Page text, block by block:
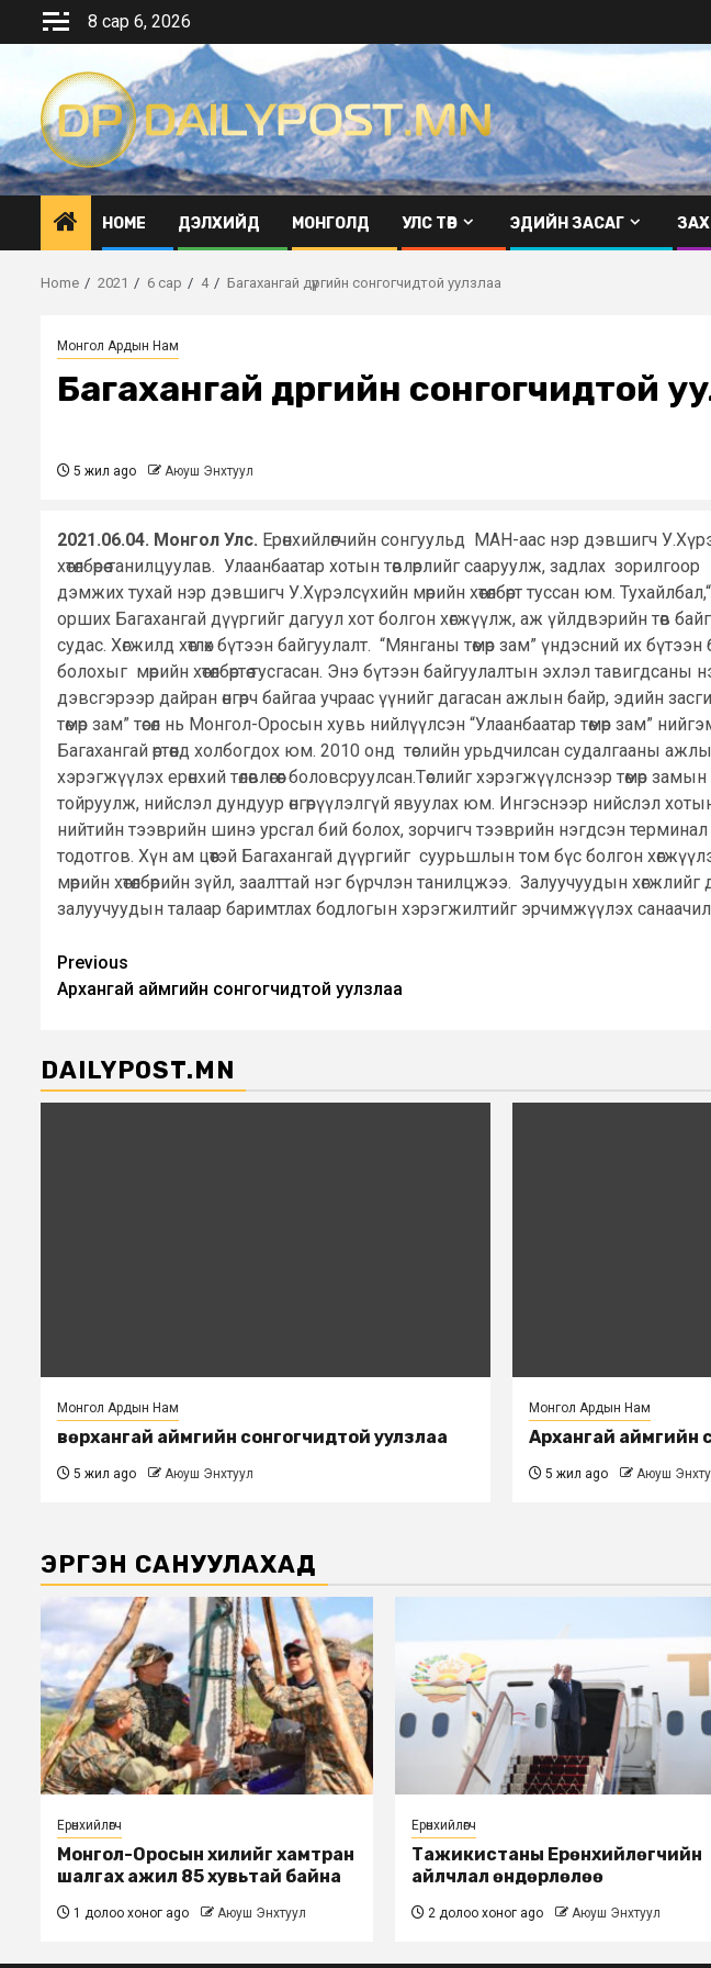
8 сар 6, 2026
HOME ДЭЛХИЙД МОНГОЛД УЛС ТӨР ЭДИЙН ЗАСАГ ЗАХ
Home 2021 6 сар 4 Багахангай дүүргийн сонгогчидтой уулзлаа
Монгол Ардын Нам
Багахангай дүүргийн сонгогчидтой
5 жил ago Аюуш Энхтуул
2021.06.04. Монгол Улс. Ерөнхийлөгчийн сонгуульд МАН-аас нэр дэвшигч
хөтөлбөрөө танилцуулав. Улаанбаатар хотын төвлөрлийг сааруулж, задлах
дэмжих тухай нэр дэвшигч У.Хүрэлсүхийн мөрийн хөтөлбөрт туссан юм.
орших Багахангай дүүргийг дагуул хот болгон хөгжүүлж, аж үйлдвэрийн төв
судас. Хөгжилд хөтлөх бүтээн байгуулалт. “Мянганы төмөр зам” үндэсний их
болохыг мөрийн хөтөлбөртөө тусгасан. Энэ бүтээн байгуулалтын эхлэл тавигдсаны
дэвсгэрээр дайран өнгөрч байгаа учраас үүнийг дагасан ажлын байр, эдийн
төмөр зам” төсөл нь Монгол-Оросын хувь нийлүүлсэн “Улаанбаатар төмөр зам”
Багахангай өртөөнд холбогдох юм. 2010 онд төслийн урьдчилсан судалгааны
хэрэгжүүлэх ерөнхий төлөвлөгөөг боловсруулсан.Төслийг хэрэгжүүлснээр төмөр
тойруулж, нийслэл дундуур өнгөрүүлэлгүй явуулах юм. Ингэснээр нийслэл
нийтийн тээврийн шинэ урсгал бий болох, зорчигч тээврийн нэгдсэн
тодотгов. Хүн ам цөөтэй Багахангай дүүргийг суурьшлын том бүс болгон
мөрийн хөтөлбөрийн зүйл, заалттай нэг бүрчлэн танилцжээ. Залуучуудын
залуучуудын талаар баримтлах бодлогын хэрэгжилтийг эрчимжүүлэх
Post
navigation
Previous
Архангай аймгийн сонгогчидтой уулзлаа
DAILYPOST.MN
Монгол Ардын Нам
Өвөрхангай аймгийн сонгогчидтой уулзлаа
5 жил ago Аюуш Энхтуул
Монгол Ардын Нам
Архангай аймгийн
5 жил ago Аюуш
ЭРГЭН САНУУЛАХАД
Ерөнхийлөгч
Монгол-Оросын хилийг хамтран
шалгах ажил 85 хувьтай байна
1 долоо хоног ago Аюуш Энхтуул
Ерөнхийлөгч
Тажикистаны Ерөнхийлөгчийн
айлчлал өндөрлөлөө
2 долоо хоног ago Аюуш Энхтуул